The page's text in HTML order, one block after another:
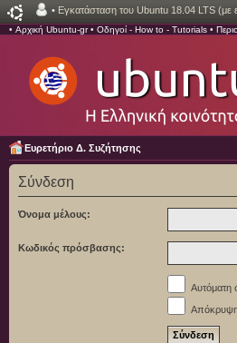
• Εγκατάσταση του Ubuntu 18.04 LTS (με
• Αρχική Ubuntu-gr• Οδηγοί - How to - Tutorials •
Ευρετήριο Δ. Συζήτησης
Σύνδεση
Όνομα μέλους:
Κωδικός πρόσβασης:
Αυτόματη
Απόκρυψη